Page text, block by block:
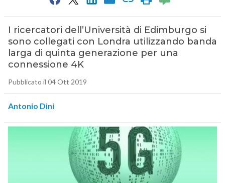
I ricercatori dell’Università di Edimburgo si
sono collegati con Londra utilizzando banda
larga di quinta generazione per una
connessione 4K
Pubblicato il 04 Ott 2019
Antonio Dini